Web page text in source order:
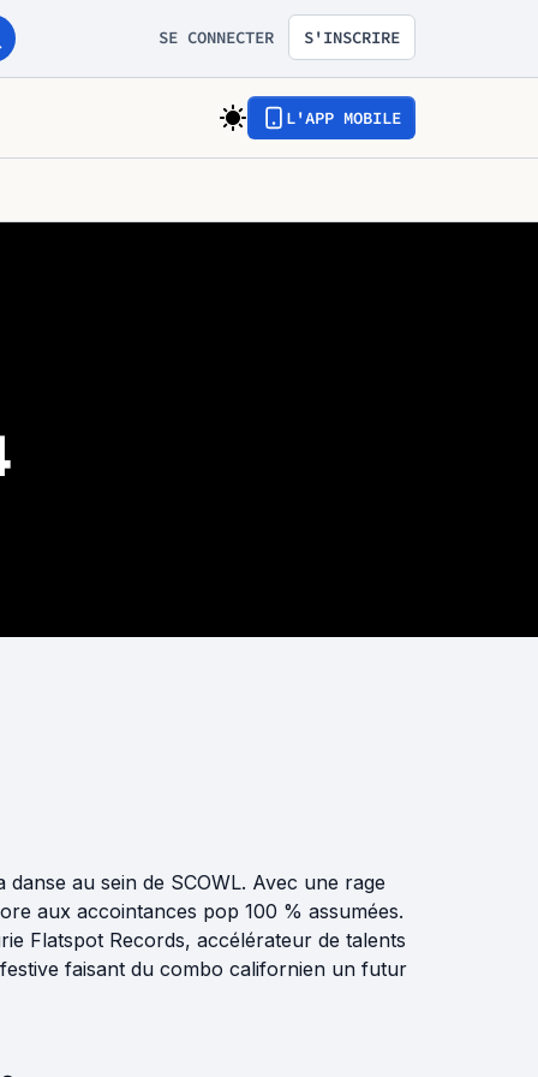
SE CONNECTER S'INSCRIRE
L'APP MOBILE
au sein de SCOWL. Avec une rage
aux accointances pop 100 % assumées.
Flatspot Records, accélérateur de talents
faisant du combo californien un futur